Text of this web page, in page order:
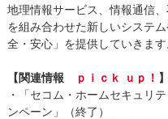
地理情報サービス、情報通信
を組み合わせた新しいシステ
全・安心」を提供していきます
【関連情報 ｐｉｃｋ ｕｐ！ 】
・「セコム・ホームセキュリ
ンペーン」（終了）